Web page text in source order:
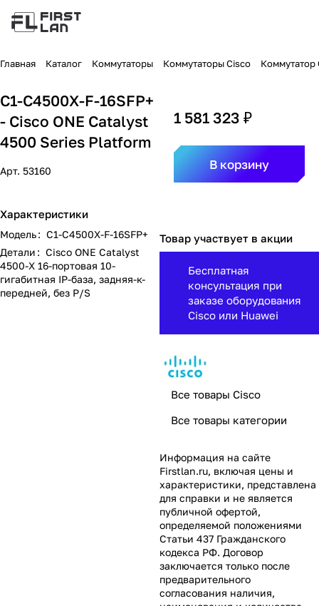
Главная Каталог Коммутаторы Коммутаторы Cisco Коммутатор
C1-C4500X-F-16SFP+
- Cisco ONE Catalyst
4500 Series Platform
Арт. 53160
Характеристики
Модель: C1-C4500X-F-16SFP+
Детали: Cisco ONE Catalyst
4500-X 16-портовая 10-
гигабитная IP-база, задняя-к-
передней, без P/S
1 581 323 ₽
В корзину
Товар участвует в акции
Бесплатная
консультация при
заказе оборудования
Cisco или Huawei
Все товары Cisco
Все товары категории
Информация на сайте
Firstlan.ru, включая цены и
характеристики, представлена
для справки и не является
публичной офертой,
определяемой положениями
Статьи 437 Гражданского
кодекса РФ. Договор
заключается только после
предварительного
согласования наличия,